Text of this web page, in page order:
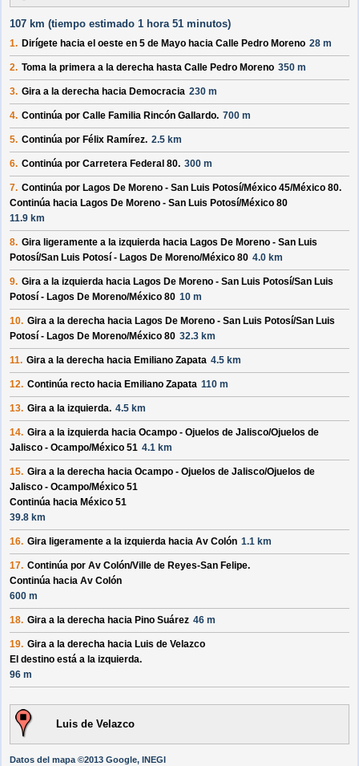
107 km (tiempo estimado 1 hora 51 minutos)
1. Dirígete hacia el oeste en 5 de Mayo hacia Calle Pedro Moreno 28 m
2. Toma la primera a la derecha hasta Calle Pedro Moreno 350 m
3. Gira a la derecha hacia Democracia 230 m
4. Continúa por Calle Familia Rincón Gallardo. 700 m
5. Continúa por Félix Ramírez. 2.5 km
6. Continúa por Carretera Federal 80. 300 m
7. Continúa por Lagos De Moreno - San Luis Potosí/México 45/México 80.
Continúa hacia Lagos De Moreno - San Luis Potosí/México 80
11.9 km
8. Gira ligeramente a la izquierda hacia Lagos De Moreno - San Luis
Potosí/San Luis Potosí - Lagos De Moreno/México 80 4.0 km
9. Gira a la izquierda hacia Lagos De Moreno - San Luis Potosí/San Luis
Potosí - Lagos De Moreno/México 80 10 m
10. Gira a la derecha hacia Lagos De Moreno - San Luis Potosí/San Luis
Potosí - Lagos De Moreno/México 80 32.3 km
11. Gira a la derecha hacia Emiliano Zapata 4.5 km
12. Continúa recto hacia Emiliano Zapata 110 m
13. Gira a la izquierda. 4.5 km
14. Gira a la izquierda hacia Ocampo - Ojuelos de Jalisco/Ojuelos de
Jalisco - Ocampo/México 51 4.1 km
15. Gira a la derecha hacia Ocampo - Ojuelos de Jalisco/Ojuelos de
Jalisco - Ocampo/México 51
Continúa hacia México 51
39.8 km
16. Gira ligeramente a la izquierda hacia Av Colón 1.1 km
17. Continúa por Av Colón/Ville de Reyes-San Felipe.
Continúa hacia Av Colón
600 m
18. Gira a la derecha hacia Pino Suárez 46 m
19. Gira a la derecha hacia Luis de Velazco
El destino está a la izquierda.
96 m
Luis de Velazco
Datos del mapa ©2013 Google, INEGI